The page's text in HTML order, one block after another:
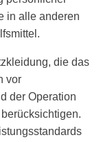
users
can
and
in alle anderen
die das
vor
der Operation